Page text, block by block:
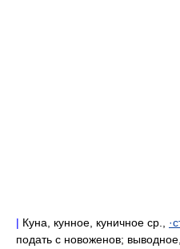
| Куна, кунное, куничное ср.,
подать с новоженов;